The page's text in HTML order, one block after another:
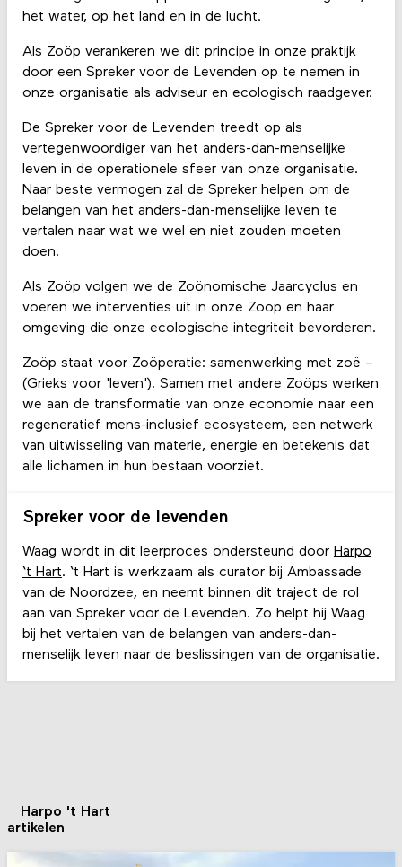
het water, op het land en in de lucht.
Als Zoöp verankeren we dit principe in onze praktijk
door een Spreker voor de Levenden op te nemen in
onze organisatie als adviseur en ecologisch raadgever.
De Spreker voor de Levenden treedt op als
vertegenwoordiger van het anders-dan-menselijke
leven in de operationele sfeer van onze organisatie.
Naar beste vermogen zal de Spreker helpen om de
belangen van het anders-dan-menselijke leven te
vertalen naar wat we wel en niet zouden moeten
doen.
Als Zoöp volgen we de Zoönomische Jaarcyclus en
voeren we interventies uit in onze Zoöp en haar
omgeving die onze ecologische integriteit bevorderen.
Zoöp staat voor Zoöperatie: samenwerking met zoë –
(Grieks voor 'leven'). Samen met andere Zoöps werken
we aan de transformatie van onze economie naar een
regeneratief mens-inclusief ecosysteem, een netwerk
van uitwisseling van materie, energie en betekenis dat
alle lichamen in hun bestaan voorziet.
Spreker voor de levenden
Waag wordt in dit leerproces ondersteund door Harpo
‘t Hart. ‘t Hart is werkzaam als curator bij Ambassade
van de Noordzee, en neemt binnen dit traject de rol
aan van Spreker voor de Levenden. Zo helpt hij Waag
bij het vertalen van de belangen van anders-dan-
menselijk leven naar de beslissingen van de organisatie.
Harpo 't Hart
artikelen